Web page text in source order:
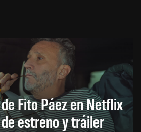
Fito Páez en Netflix
estreno y tráiler